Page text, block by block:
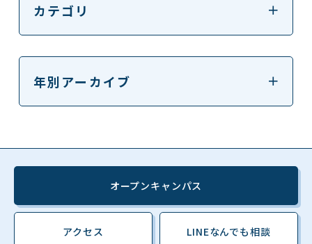
カテゴリ
年別アーカイブ
オープンキャンパス
アクセス LINEなんでも相談